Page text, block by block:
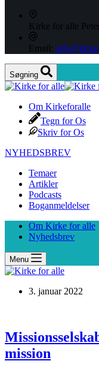
Kirke for alle
Email:
Søgning
Om Kirkeforalle
Tegn for Os
Skriv for Os
NYHEDSBREV
Temaer
Artikler
Podcasts
Boganmeldelser
Om Kirke for alle
Nyhedsbrev
Menu
3. januar 2022
mission